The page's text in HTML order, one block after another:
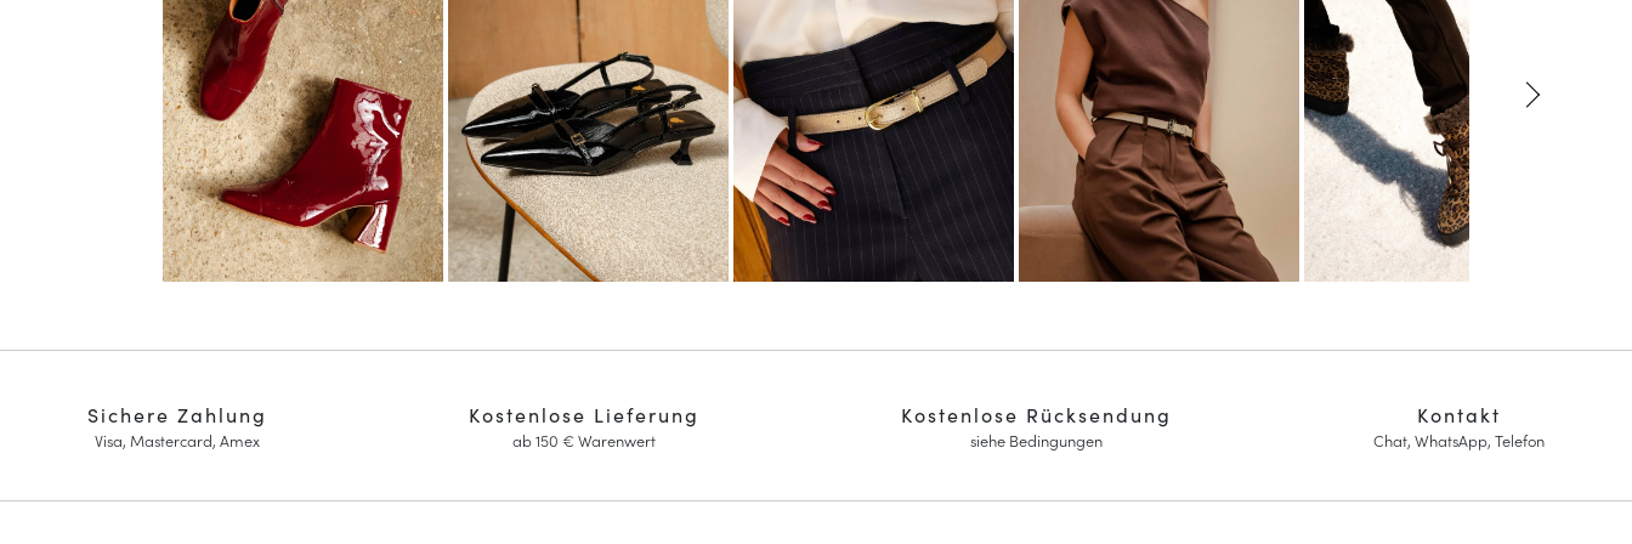
Kostenlose Lieferung
ab 150 € Warenwert
Kostenlose Rücksendung
siehe Bedingungen
Sichere Zahlung
Visa, Mastercard, Amex
Kontakt
Chat, WhatsApp, Telefon